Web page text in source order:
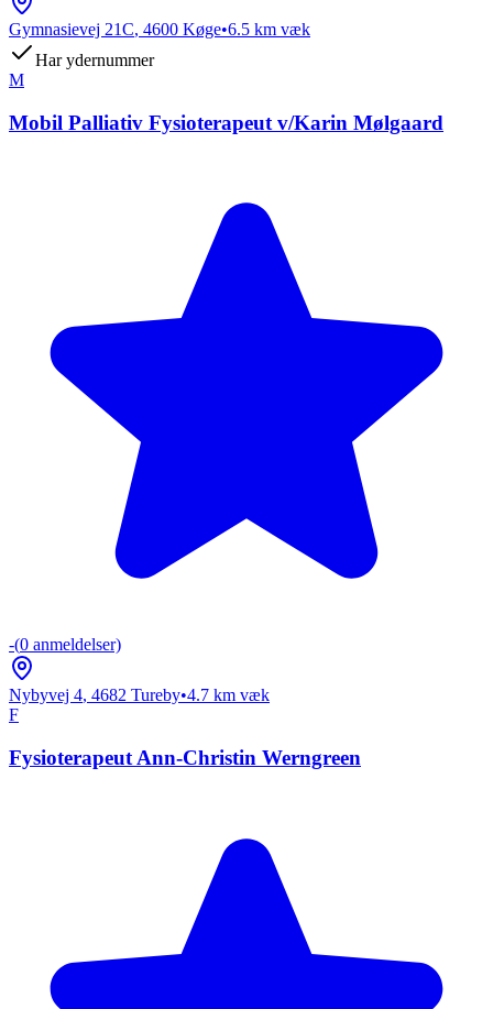
Gymnasievej 21C, 4600 Køge•6.5 km væk
Har ydernummer
M
Mobil Palliativ Fysioterapeut v/Karin Mølgaard
-(0 anmeldelser)
Nybyvej 4, 4682 Tureby•4.7 km væk
F
Fysioterapeut Ann-Christin Werngreen